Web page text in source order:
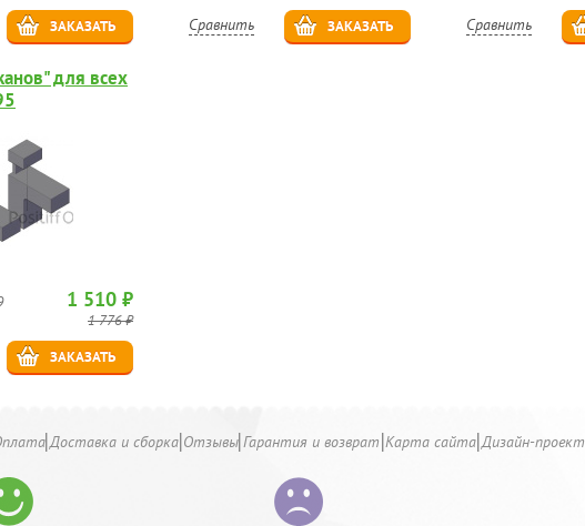
ЗАКАЗАТЬ Сравнить ЗАКАЗАТЬ Сравнить
для всех
1 510 ₽
1 776 ₽
ЗАКАЗАТЬ
Доставка и сборка Отзывы Гарантия и возврат Карта сайта Дизайн-проект